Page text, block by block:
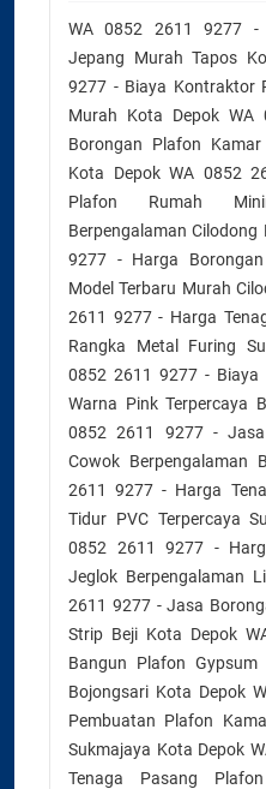
WA 0852 2611 9277 -
Jepang Murah Tapos
9277 - Biaya Kontraktor
Murah Kota Depok
Borongan Plafon
Kota Depok WA 0852
Plafon Rumah
Berpengalaman Cilodong
9277 - Harga
Model Terbaru Murah
2611 9277 - Harga
Rangka Metal Furing
0852 2611 9277 - Biaya
Warna Pink Terpercaya
0852 2611 9277 -
Cowok Berpengalaman
2611 9277 - Harga
Tidur PVC Terpercaya
0852 2611 9277 -
Jeglok Berpengalaman
2611 9277 - Jasa
Strip Beji Kota Depok
Bangun Plafon Gypsum
Bojongsari Kota Depok
Pembuatan Plafon
Sukmajaya Kota Depok
Tenaga Pasang